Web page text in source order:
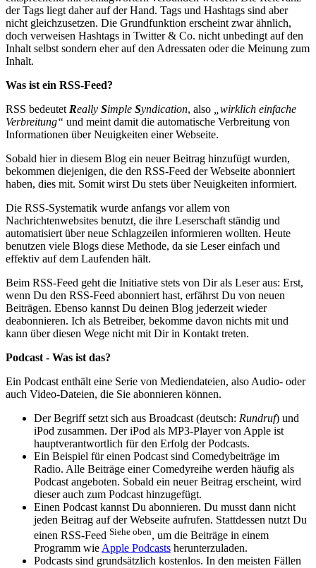
der Tags liegt daher auf der Hand. Tags und Hashtags sind aber
nicht gleichzusetzen. Die Grundfunktion erscheint zwar ähnlich,
doch verweisen Hashtags in Twitter & Co. nicht unbedingt auf den
Inhalt selbst sondern eher auf den Adressaten oder die Meinung zum
Inhalt.
Was ist ein RSS-Feed?
RSS bedeutet Really Simple Syndication, also
„wirklich einfache
Verbreitung“ und meint damit die automatische Verbreitung von
Informationen über Neuigkeiten einer Webseite.
Sobald hier in diesem Blog ein neuer Beitrag hinzufügt wurden,
bekommen diejenigen, die den RSS-Feed der Webseite abonniert
haben, dies mit. Somit wirst Du stets über Neuigkeiten informiert.
Die RSS-Systematik wurde anfangs vor allem von
Nachrichtenwebsites benutzt, die ihre Leserschaft ständig und
automatisiert über neue Schlagzeilen informieren wollten. Heute
benutzen viele Blogs diese Methode, da sie Leser einfach und
effektiv auf dem Laufenden hält.
Beim RSS-Feed geht die Initiative stets von Dir als Leser aus: Erst,
wenn Du den RSS-Feed abonniert hast, erfährst Du von neuen
Beiträgen. Ebenso kannst Du deinen Blog jederzeit wieder
deabonnieren. Ich als Betreiber, bekomme davon nichts mit und
kann über diesen Wege nicht mit Dir in Kontakt treten.
Podcast - Was ist das?
Ein Podcast enthält eine Serie von Mediendateien, also Audio- oder
auch Video-Dateien, die Sie abonnieren können.
Der Begriff setzt sich aus Broadcast (deutsch: Rundruf) und
iPod zusammen. Der iPod als MP3-Player von Apple ist
hauptverantwortlich für den Erfolg der Podcasts.
Ein Beispiel für einen Podcast sind Comedybeiträge im
Radio. Alle Beiträge einer Comedyreihe werden häufig als
Podcast angeboten. Sobald ein neuer Beitrag erscheint, wird
dieser auch zum Podcast hinzugefügt.
Einen Podcast kannst Du abonnieren. Du musst dann nicht
jeden Beitrag auf der Webseite aufrufen. Stattdessen nutzt Du
einen RSS-Feed Siehe oben, um die Beiträge in einem
Programm wie Apple Podcasts herunterzuladen.
Podcasts sind grundsätzlich kostenlos. In den meisten Fällen